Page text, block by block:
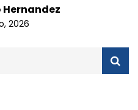
Hernandez
2026